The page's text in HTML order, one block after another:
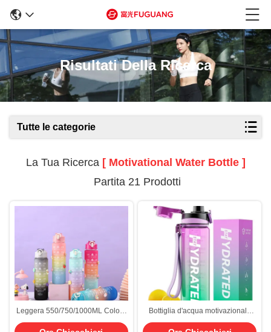
Risultati Della Ricerca
Tutte le categorie
La Tua Ricerca [ Motivational Water Bottle ]
Partita 21 Prodotti
Leggera 550/750/1000ML Colore
gradiente Bottiglia d'acqua di
Bottiglia d'acqua motivazionale
Tritan da 32 Oz, senza BPA,